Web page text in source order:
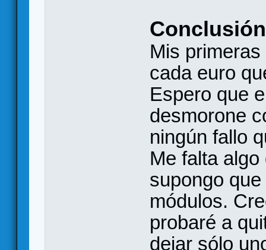
Conclusión
Mis
cada euro
Espero que
desmorone
ningún fallo
Me falta
supongo
módulos.
probaré a
dejar sólo